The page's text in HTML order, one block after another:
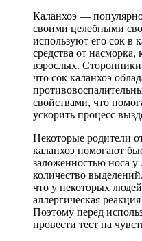
Каланхоэ —
своими целебными
используют его сок в
средства от насморка,
взрослых.
что сок каланхоэ
свойствами, что
ускорить процесс
Некоторые родители
каланхоэ помогают
заложенностью носа
количество
что у некоторых
аллергическая
Поэтому перед
провести тест на